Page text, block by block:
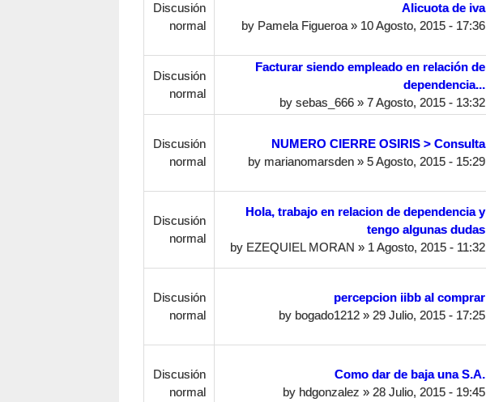
Discusión
normal
Alicuota de iva
by Pamela Figueroa» 10 Agosto, 2015 - 17:36
Discusión
normal
Facturar siendo empleado en relación de
dependencia...
by sebas_666» 7 Agosto, 2015 - 13:32
Discusión
normal
NUMERO CIERRE OSIRIS > Consulta
by marianomarsden» 5 Agosto, 2015 - 15:29
Discusión
normal
Hola, trabajo en relacion de dependencia y
tengo algunas dudas
by EZEQUIEL MORAN » 1 Agosto, 2015 - 11:32
Discusión
normal
percepcion iibb al comprar
by bogado1212» 29 Julio, 2015 - 17:25
Discusión
normal
Como dar de baja una S.A.
by hdgonzalez » 28 Julio, 2015 - 19:45